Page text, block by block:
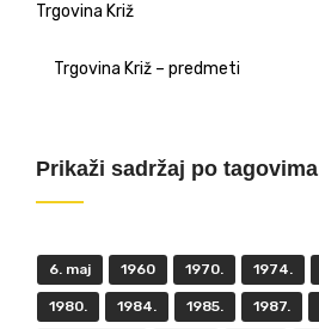
Trgovina Križ
Trgovina Križ – predmeti
Prikaži sadržaj po tagovima
6. maj 1960 1970. 1974.
1980. 1984. 1985. 1987.